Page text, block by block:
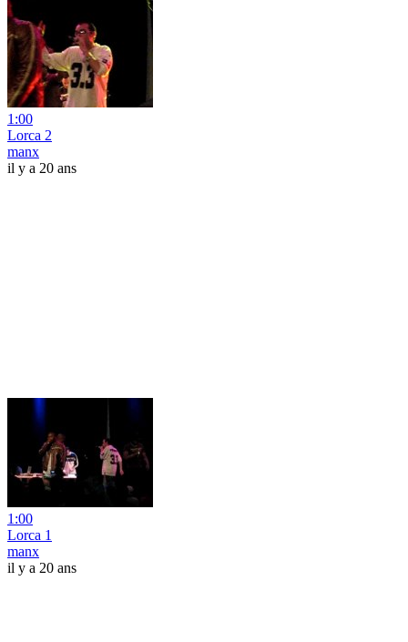
1:00
Lorca 2
manx
il y a 20 ans
1:00
Lorca 1
manx
il y a 20 ans